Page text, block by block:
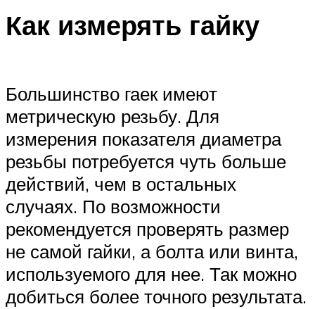
Как измерять гайку
Большинство гаек имеют
метрическую резьбу. Для
измерения показателя диаметра
резьбы потребуется чуть больше
действий, чем в остальных
случаях. По возможности
рекомендуется проверять размер
не самой гайки, а болта или винта,
используемого для нее. Так можно
добиться более точного результата.